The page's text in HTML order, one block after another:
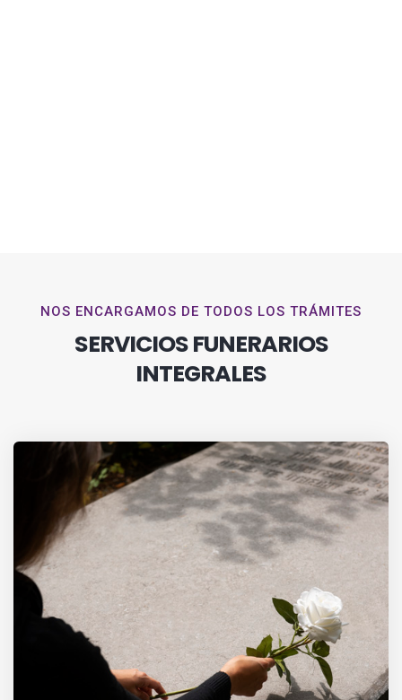
NOS ENCARGAMOS DE TODOS LOS TRÁMITES
SERVICIOS FUNERARIOS
INTEGRALES